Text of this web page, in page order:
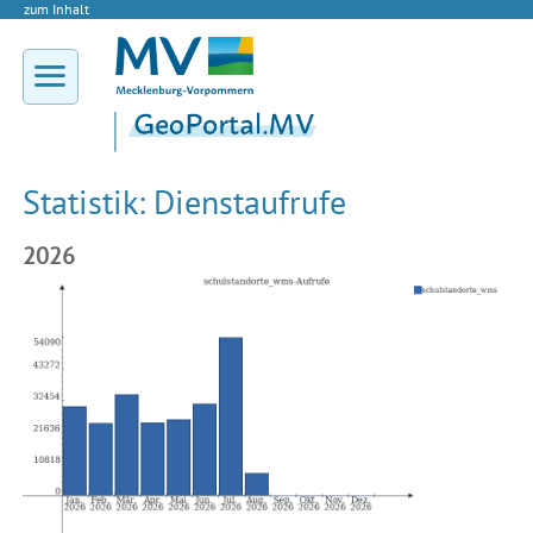
zum Inhalt
Statistik: Dienstaufrufe
2026